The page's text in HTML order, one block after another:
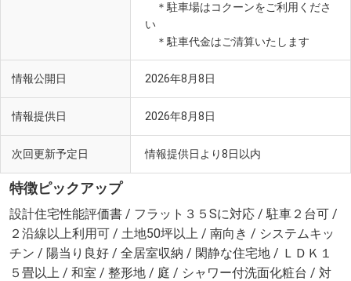
＊駐車場はコクーンをご利用くださ
い
＊駐車代金はご清算いたします
情報公開日 2026年8月8日
情報提供日 2026年8月8日
次回更新予定日 情報提供日より8日以内
特徴ピックアップ
設計住宅性能評価書 / フラット３５Sに対応 / 駐車２台可 /
２沿線以上利用可 / 土地50坪以上 / 南向き / システムキッ
チン / 陽当り良好 / 全居室収納 / 閑静な住宅地 / ＬＤＫ１
５畳以上 / 和室 / 整形地 / 庭 / シャワー付洗面化粧台 / 対